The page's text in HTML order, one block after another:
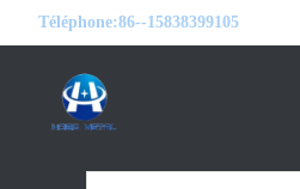
Téléphone:86--15838399105